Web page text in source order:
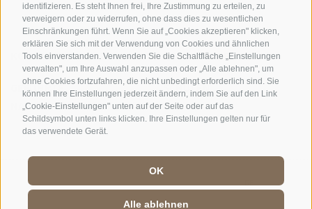
identifizieren. Es steht Ihnen frei, Ihre Zustimmung zu erteilen, zu
verweigern oder zu widerrufen, ohne dass dies zu wesentlichen
Einschränkungen führt. Wenn Sie auf „Cookies akzeptieren" klicken,
erklären Sie sich mit der Verwendung von Cookies und ähnlichen
Tools einverstanden. Verwenden Sie die Schaltfläche „Einstellungen
verwalten", um Ihre Auswahl anzupassen oder „Alle ablehnen", um
ohne Cookies fortzufahren, die nicht unbedingt erforderlich sind. Sie
können Ihre Einstellungen jederzeit ändern, indem Sie auf den Link
„Cookie-Einstellungen" unten auf der Seite oder auf das
Schildsymbol unten links klicken. Ihre Einstellungen gelten nur für
das verwendete Gerät.
OK
Alle ablehnen
KONTAKTE BESUCHERZENTREN
GEFÜHRTE
NATURERLEBNISSE
SCHULEN